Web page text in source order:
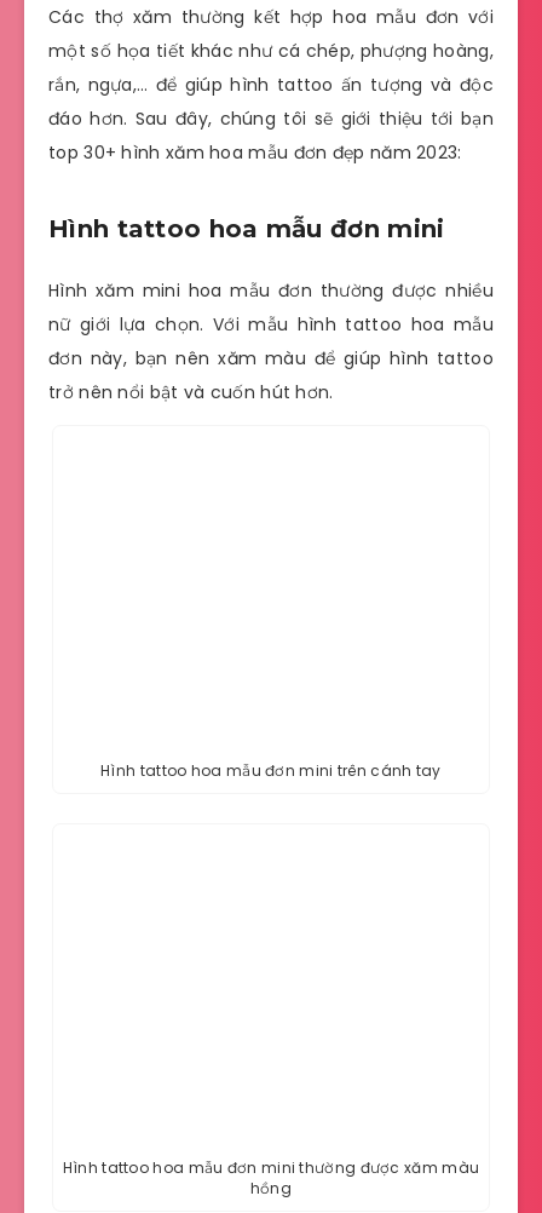
Các thợ xăm thường kết hợp hoa mẫu đơn với
một số họa tiết khác như cá chép, phượng hoàng,
rắn, ngựa,… để giúp hình tattoo ấn tượng và độc
đáo hơn. Sau đây, chúng tôi sẽ giới thiệu tới bạn
top 30+ hình xăm hoa mẫu đơn đẹp năm 2023:
Hình tattoo hoa mẫu đơn mini
Hình xăm mini hoa mẫu đơn thường được nhiều
nữ giới lựa chọn. Với mẫu hình tattoo hoa mẫu
đơn này, bạn nên xăm màu để giúp hình tattoo
trở nên nổi bật và cuốn hút hơn.
Hình tattoo hoa mẫu đơn mini trên cánh tay
Hình tattoo hoa mẫu đơn mini thường được xăm màu
hồng